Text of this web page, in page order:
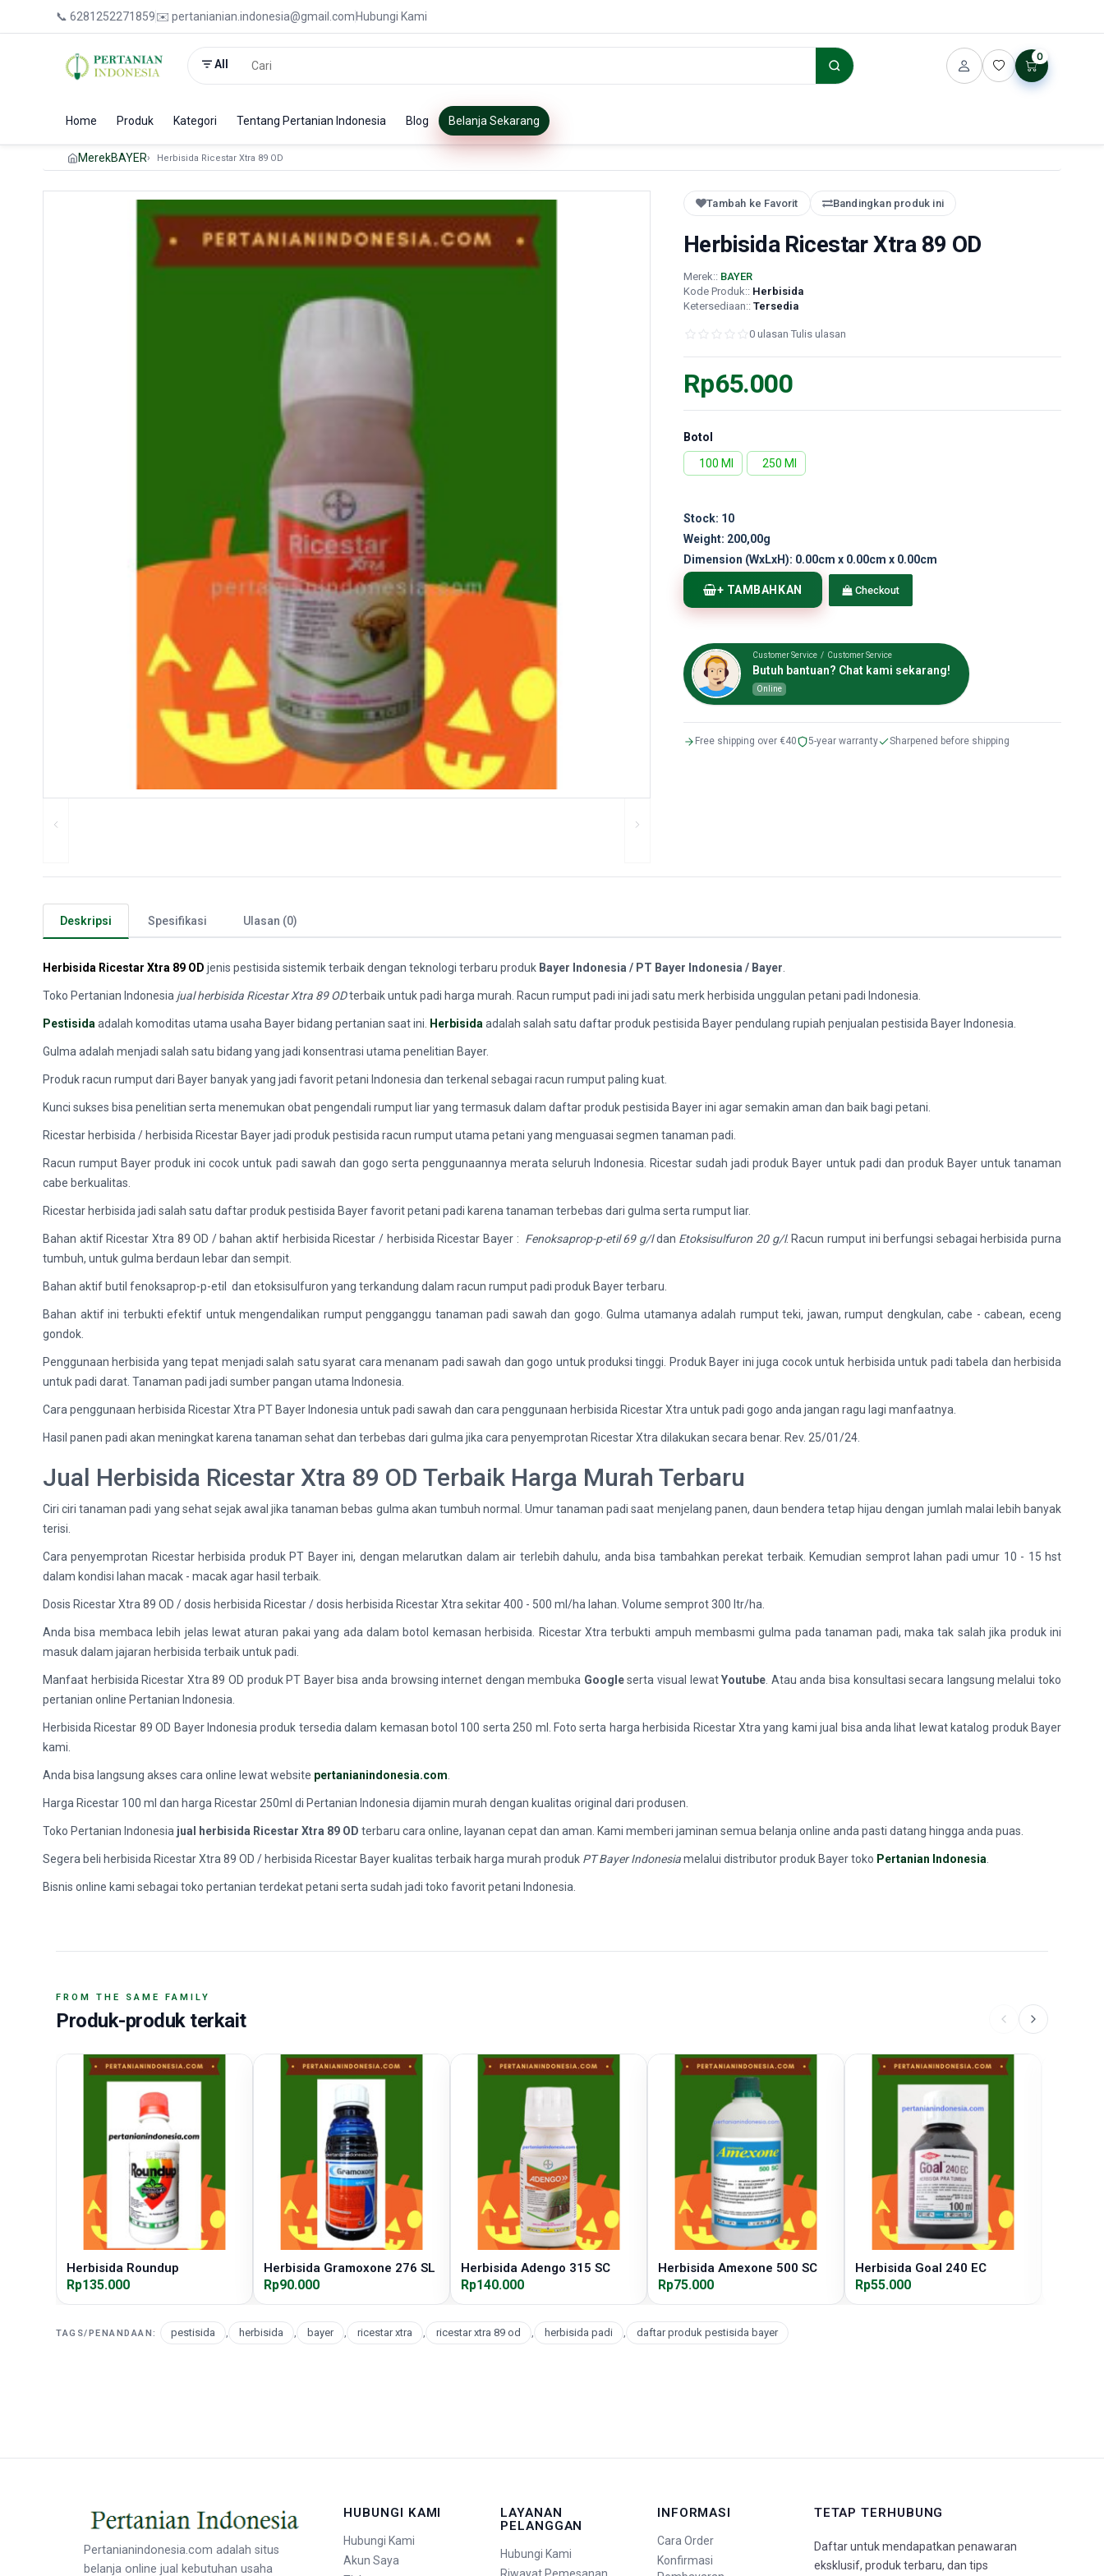
📞 6281252271859✉️ pertanianian.indonesia@gmail.com Hubungi Kami
All
0
Home Produk Kategori Tentang Pertanian Indonesia Blog Belanja Sekarang
MerekBAYER Herbisida Ricestar Xtra 89 OD
Tambah ke Favorit Bandingkan produk ini
Herbisida Ricestar Xtra 89 OD
Merek:: BAYER
Kode Produk:: Herbisida
Ketersediaan:: Tersedia
0 ulasan Tulis ulasan
Rp65.000
Botol
100 Ml
250 Ml
Stock: 10
Weight: 200,00g
Dimension (WxLxH): 0.00cm x 0.00cm x 0.00cm
+ TAMBAHKAN Checkout
Customer Service / Customer Service
Butuh bantuan? Chat kami sekarang!
Online
Free shipping over €40 5-year warranty Sharpened before shipping
Deskripsi Spesifikasi Ulasan (0)
Herbisida Ricestar Xtra 89 OD jenis pestisida sistemik terbaik dengan teknologi terbaru produk Bayer Indonesia / PT Bayer Indonesia / Bayer
Toko Pertanian Indonesia jual herbisida Ricestar Xtra 89 ODterbaik untuk padi harga murah. Racun rumput padi ini jadi satu merk herbisida unggulan petani padi Indonesia.
Pestisida adalah komoditas utama usaha Bayer bidang pertanian saat ini. Herbisida adalah salah satu daftar produk pestisida Bayer pendulang rupiah penjualan pestisida Bayer Indonesia.
Gulma adalah menjadi salah satu bidang yang jadi konsentrasi utama penelitian Bayer.
Produk racun rumput dari Bayer banyak yang jadi favorit petani Indonesia dan terkenal sebagai racun rumput paling kuat.
Kunci sukses bisa penelitian serta menemukan obat pengendali rumput liar yang termasuk dalam daftar produk pestisida Bayer ini agar semakin aman dan baik bagi petani.
Ricestar herbisida / herbisida Ricestar Bayer jadi produk pestisida racun rumput utama petani yang menguasai segmen tanaman padi.
Racun rumput Bayer produk ini cocok untuk padi sawah dan gogo serta penggunaannya merata seluruh Indonesia. Ricestar sudah jadi produk Bayer untuk padi dan produk Bayer untuk tanaman
cabe berkualitas.
Ricestar herbisida jadi salah satu daftar produk pestisida Bayer favorit petani padi karena tanaman terbebas dari gulma serta rumput liar.
Bahan aktif Ricestar Xtra 89 OD / bahan aktif herbisida Ricestar / herbisida Ricestar Bayer : Fenoksaprop-p-etil 69 g/ldan Etoksisulfuron 20 g/l. Racun rumput ini berfungsi sebagai herbisida purna
tumbuh, untuk gulma berdaun lebar dan sempit.
Bahan aktif butil fenoksaprop-p-etil dan etoksisulfuron yang terkandung dalam racun rumput padi produk Bayer terbaru.
Bahan aktif ini terbukti efektif untuk mengendalikan rumput pengganggu tanaman padi sawah dan gogo. Gulma utamanya adalah rumput teki, jawan, rumput dengkulan, cabe - cabean, eceng
gondok.
Penggunaan herbisida yang tepat menjadi salah satu syarat cara menanam padi sawah dan gogo untuk produksi tinggi. Produk Bayer ini juga cocok untuk herbisida untuk padi tabela dan herbisida
untuk padi darat. Tanaman padi jadi sumber pangan utama Indonesia.
Cara penggunaan herbisida Ricestar Xtra PT Bayer Indonesia untuk padi sawah dan cara penggunaan herbisida Ricestar Xtra untuk padi gogo anda jangan ragu lagi manfaatnya.
Hasil panen padi akan meningkat karena tanaman sehat dan terbebas dari gulma jika cara penyemprotan Ricestar Xtra dilakukan secara benar. Rev. 25/01/24.
Jual Herbisida Ricestar Xtra 89 OD Terbaik Harga Murah Terbaru
Ciri ciri tanaman padi yang sehat sejak awal jika tanaman bebas gulma akan tumbuh normal. Umur tanaman padi saat menjelang panen, daun bendera tetap hijau dengan jumlah malai lebih banyak
terisi.
Cara penyemprotan Ricestar herbisida produk PT Bayer ini, dengan melarutkan dalam air terlebih dahulu, anda bisa tambahkan perekat terbaik. Kemudian semprot lahan padi umur 10 - 15 hst
dalam kondisi lahan macak - macak agar hasil terbaik.
Dosis Ricestar Xtra 89 OD / dosis herbisida Ricestar / dosis herbisida Ricestar Xtra sekitar 400 - 500 ml/ha lahan. Volume semprot 300 ltr/ha.
Anda bisa membaca lebih jelas lewat aturan pakai yang ada dalam botol kemasan herbisida. Ricestar Xtra terbukti ampuh membasmi gulma pada tanaman padi, maka tak salah jika produk ini
masuk dalam jajaran herbisida terbaik untuk padi.
Manfaat herbisida Ricestar Xtra 89 OD produk PT Bayer bisa anda browsing internet dengan membuka Googleserta visual lewatYoutube . Atau anda bisa konsultasi secara langsung melalui toko
pertanian online Pertanian Indonesia.
Herbisida Ricestar 89 OD Bayer Indonesia produk tersedia dalam kemasan botol 100 serta 250 ml. Foto serta harga herbisida Ricestar Xtra yang kami jual bisa anda lihat lewat katalog produk Bayer
kami.
Anda bisa langsung akses cara online lewat website pertanianindonesia.com
Harga Ricestar 100 ml dan harga Ricestar 250ml di Pertanian Indonesia dijamin murah dengan kualitas original dari produsen.
Toko Pertanian Indonesia jual herbisida Ricestar Xtra 89 OD terbaru cara online, layanan cepat dan aman. Kami memberi jaminan semua belanja online anda pasti datang hingga anda puas.
Segera beli herbisida Ricestar Xtra 89 OD / herbisida Ricestar Bayer kualitas terbaik harga murah produk PT Bayer Indonesiamelalui distributor produk Bayer toko Pertanian Indonesia
Bisnis online kami sebagai toko pertanian terdekat petani serta sudah jadi toko favorit petani Indonesia.
FROM THE SAME FAMILY
Produk-produk terkait
Herbisida Roundup
Rp135.000
Herbisida Gramoxone 276 SL
Rp90.000
Herbisida Adengo 315 SC
Rp140.000
Herbisida Amexone 500 SC
Rp75.000
Herbisida Goal 240 EC
Rp55.000
TAGS/PENANDAAN: pestisida , herbisida , bayer , ricestar xtra , ricestar xtra 89 od , herbisida padi , daftar produk pestisida bayer
Pertanianindonesia.com adalah situs
belanja online jual kebutuhan usaha
HUBUNGI KAMI
Hubungi Kami
Akun Saya
LAYANAN
PELANGGAN
Hubungi Kami
INFORMASI
Cara Order
Konfirmasi
TETAP TERHUBUNG
Daftar untuk mendapatkan penawaran
eksklusif, produk terbaru, dan tips